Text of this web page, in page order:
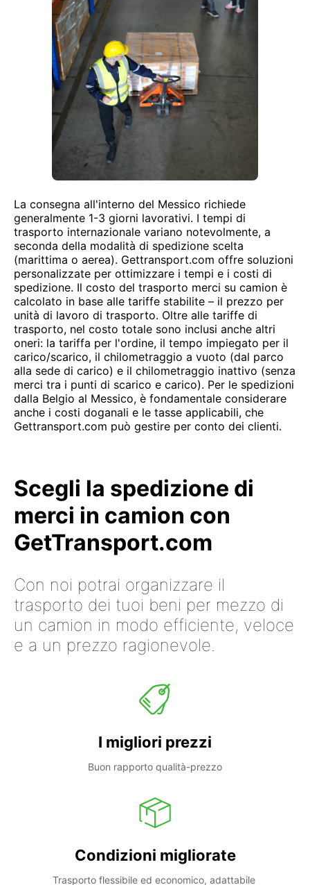
La consegna all'interno del Messico richiede
generalmente 1-3 giorni lavorativi. I tempi di
trasporto internazionale variano notevolmente, a
seconda della modalità di spedizione scelta
(marittima o aerea). Gettransport.com offre soluzioni
personalizzate per ottimizzare i tempi e i costi di
spedizione. Il costo del trasporto merci su camion è
calcolato in base alle tariffe stabilite – il prezzo per
unità di lavoro di trasporto. Oltre alle tariffe di
trasporto, nel costo totale sono inclusi anche altri
oneri: la tariffa per l'ordine, il tempo impiegato per il
carico/scarico, il chilometraggio a vuoto (dal parco
alla sede di carico) e il chilometraggio inattivo (senza
merci tra i punti di scarico e carico). Per le spedizioni
dalla Belgio al Messico, è fondamentale considerare
anche i costi doganali e le tasse applicabili, che
Gettransport.com può gestire per conto dei clienti.
Scegli la spedizione di
merci in camion con
GetTransport.com
Con noi potrai organizzare il
trasporto dei tuoi beni per mezzo di
un camion in modo efficiente, veloce
e a un prezzo ragionevole.
I migliori prezzi
Buon rapporto qualità-prezzo
Condizioni migliorate
Trasporto flessibile ed economico, adattabile